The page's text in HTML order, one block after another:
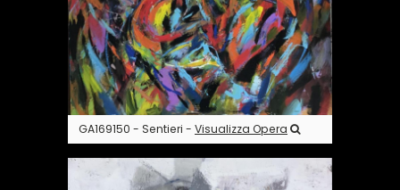
GA169150 - Sentieri - Visualizza Opera